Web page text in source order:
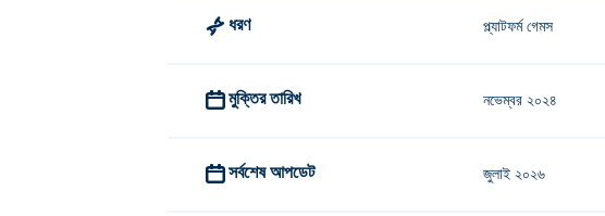
ধরণ প্ল্যাটফর্ম গেমস
মুক্তির তারিখ নভেম্বর ২০২৪
সর্বশেষ আপডেট জুলাই ২০২৬